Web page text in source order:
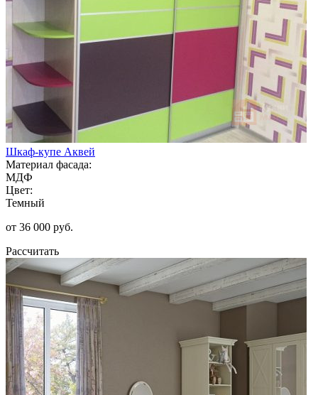
Шкаф-купе Аквей
Материал фасада:
МДФ
Цвет:
Темный
от 36 000 руб.
Рассчитать